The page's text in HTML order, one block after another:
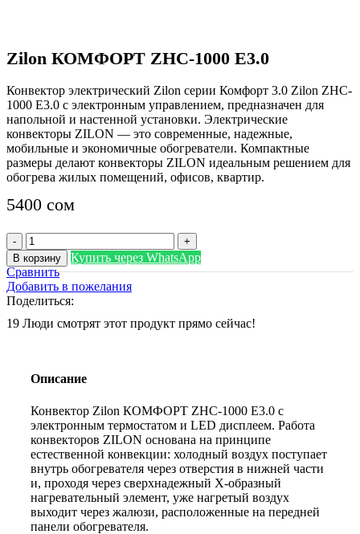
Zilon КОМФОРТ ZHC-1000 E3.0
Конвектор электрический Zilon серии Комфорт 3.0 Zilon ZHC-
1000 E3.0 с электронным управлением, предназначен для
напольной и настенной установки. Электрические
конвекторы ZILON — это современные, надежные,
мобильные и экономичные обогреватели. Компактные
размеры делают конвекторы ZILON идеальным решением для
обогрева жилых помещений, офисов, квартир.
5400 сом
Количество
товара
Zilon
КОМФОРТ
ZHC-
1000
E3.0
В корзину
Купить через WhatsApp
Сравнить
Добавить в пожелания
Поделиться:
19 Люди смотрят этот продукт прямо сейчас!
Описание
Конвектор Zilon КОМФОРТ ZHC-1000 E3.0 с
электронным термостатом и LED дисплеем. Работа
конвекторов ZILON основана на принципе
естественной конвекции: холодный воздух поступает
внутрь обогревателя через отверстия в нижней части
и, проходя через сверхнадежный Х-образный
нагревательный элемент, уже нагретый воздух
выходит через жалюзи, расположенные на передней
панели обогревателя.